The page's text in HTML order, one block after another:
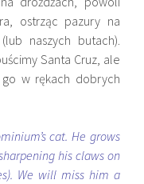
ostrząc pazury na
naszych butach).
Santa Cruz, ale
w rękach dobrych
cat. He grows
his claws on
We will miss him a